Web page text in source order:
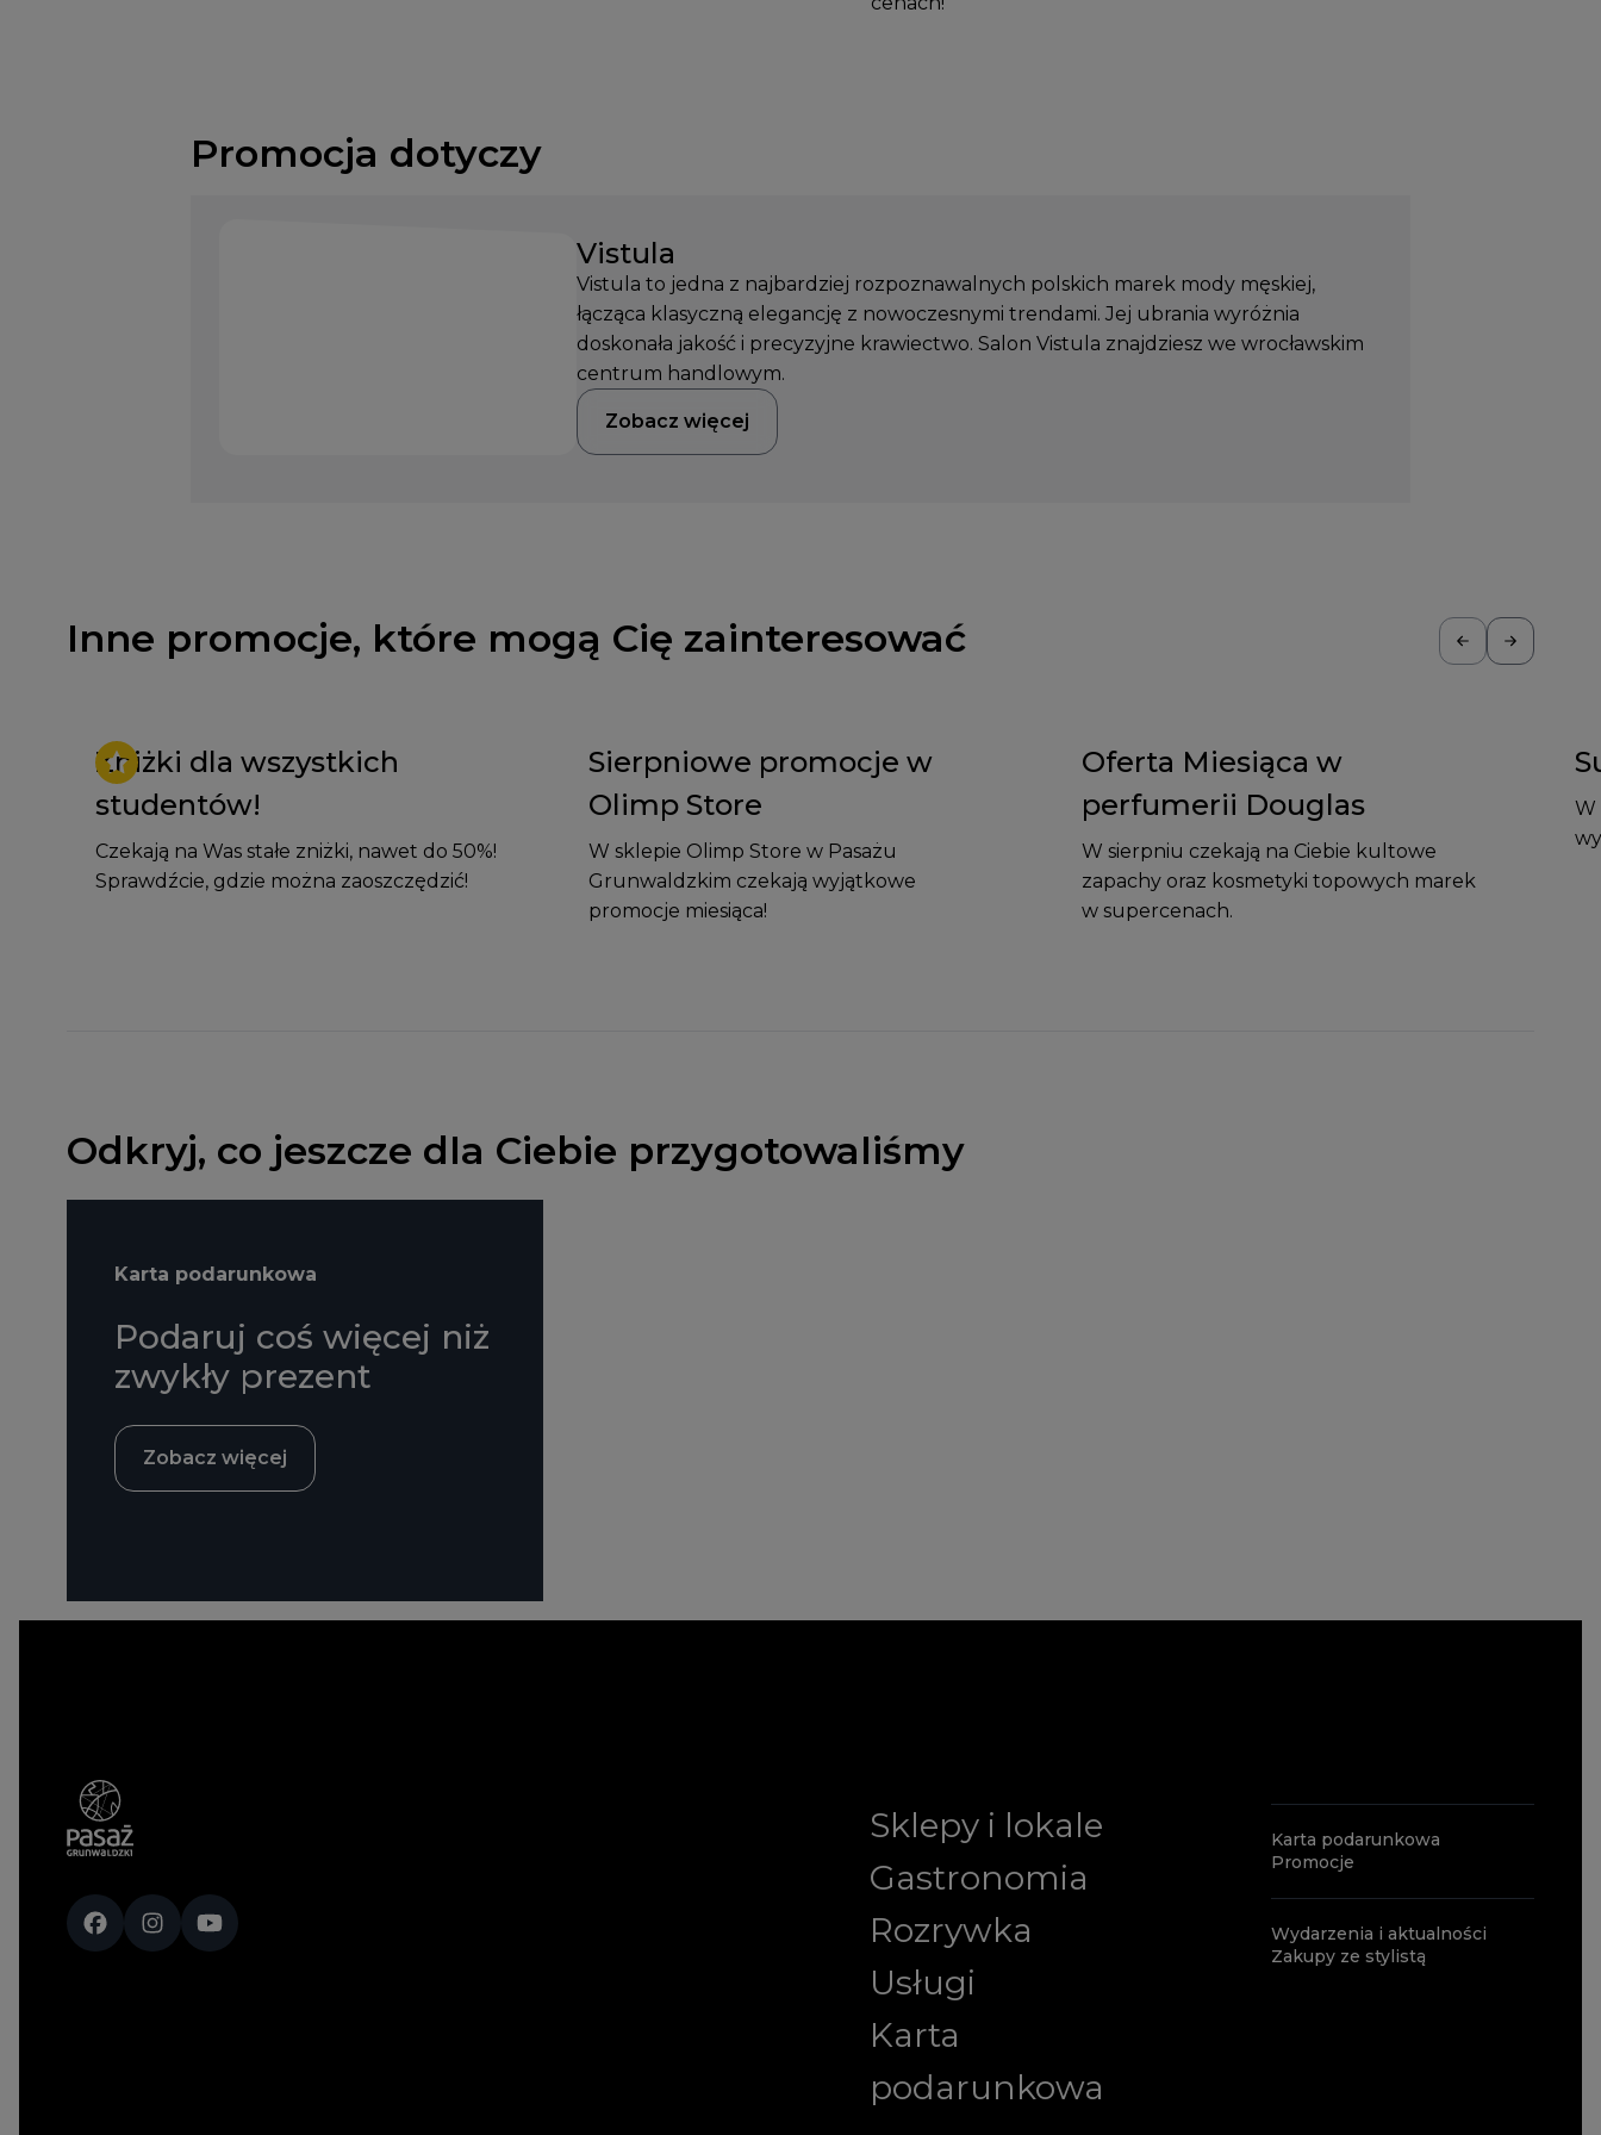
Promocja dotyczy
Vistula
Vistula to jedna z najbardziej rozpoznawalnych polskich marek mody męskiej,
łącząca klasyczną elegancję z nowoczesnymi trendami. Jej ubrania wyróżnia
doskonała jakość i precyzyjne krawiectwo. Salon Vistula znajdziesz we wrocławskim
centrum handlowym.
Zobacz więcej
Inne promocje, które mogą Cię zainteresować
Zniżki dla wszystkich
studentów!
Czekają na Was stałe zniżki, nawet do 50%!
Sprawdźcie, gdzie można zaoszczędzić!
Sierpniowe promocje w
Olimp Store
W sklepie Olimp Store w Pasażu
Grunwaldzkim czekają wyjątkowe
promocje miesiąca!
Oferta Miesiąca w
perfumerii Douglas
W sierpniu czekają na Ciebie kultowe
zapachy oraz kosmetyki topowych marek
w supercenach.
W
Odkryj, co jeszcze dla Ciebie przygotowaliśmy
Karta podarunkowa
Podaruj coś więcej niż
zwykły prezent
Zobacz więcej
Sklepy i lokale
Gastronomia
Rozrywka
Usługi
Karta
podarunkowa
Karta podarunkowa
Promocje
Wydarzenia i aktualności
Zakupy ze stylistą